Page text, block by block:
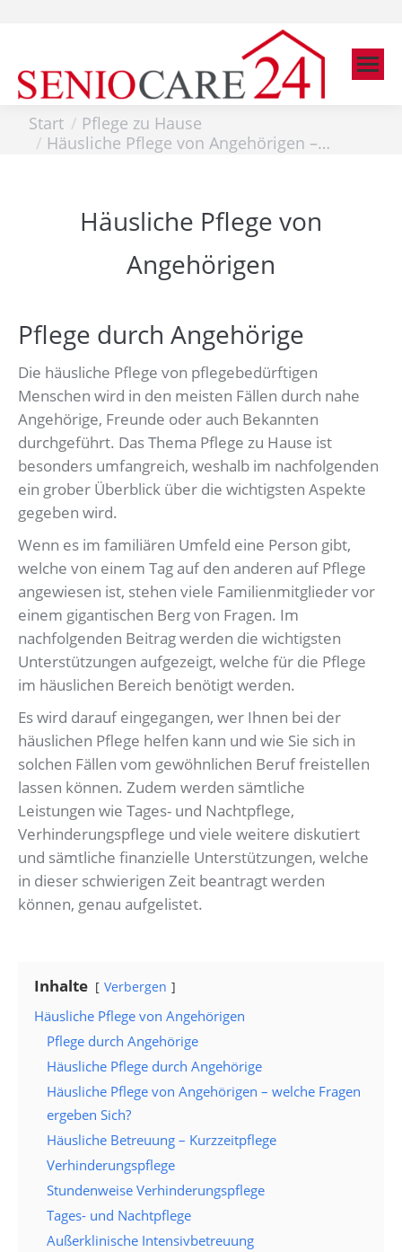
Search:
Sie befinden sich hier:
Start
Pflege zu Hause
Häusliche Pflege von Angehörigen –…
Häusliche Pflege von
Angehörigen
Pflege durch Angehörige
Die häusliche Pflege von pflegebedürftigen
Menschen wird in den meisten Fällen durch nahe
Angehörige, Freunde oder auch Bekannten
durchgeführt. Das Thema Pflege zu Hause ist
besonders umfangreich, weshalb im nachfolgenden
ein grober Überblick über die wichtigsten Aspekte
gegeben wird.
Wenn es im familiären Umfeld eine Person gibt,
welche von einem Tag auf den anderen auf Pflege
angewiesen ist, stehen viele Familienmitglieder vor
einem gigantischen Berg von Fragen. Im
nachfolgenden Beitrag werden die wichtigsten
Unterstützungen aufgezeigt, welche für die Pflege
im häuslichen Bereich benötigt werden.
Es wird darauf eingegangen, wer Ihnen bei der
häuslichen Pflege helfen kann und wie Sie sich in
solchen Fällen vom gewöhnlichen Beruf freistellen
lassen können. Zudem werden sämtliche
Leistungen wie Tages- und Nachtpflege,
Verhinderungspflege und viele weitere diskutiert
und sämtliche finanzielle Unterstützungen, welche
in dieser schwierigen Zeit beantragt werden
können, genau aufgelistet.
Inhalte Verbergen
Häusliche Pflege von Angehörigen
Pflege durch Angehörige
Häusliche Pflege durch Angehörige
Häusliche Pflege von Angehörigen – welche Fragen
ergeben Sich?
Häusliche Betreuung – Kurzzeitpflege
Verhinderungspflege
Stundenweise Verhinderungspflege
Tages- und Nachtpflege
Außerklinische Intensivbetreuung